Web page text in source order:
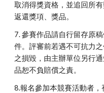
取消得獎資格，並追回所
返還獎項、獎品。
7. 參賽作品請自行留存原
件。評審前若遇不可抗力
之損毀，由主辦單位另行
品恕不負賠償之責。
8.報名參加本競賽活動者